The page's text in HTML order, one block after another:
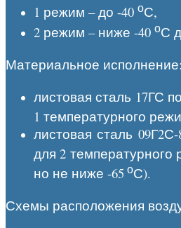
1 режим – до -40 оС,
2 режим – ниже -40 оС
Материальное исполнение:
листовая сталь 17ГС
1 температурного
листовая сталь
для 2
но не ниже -65 оС).
Схемы расположения